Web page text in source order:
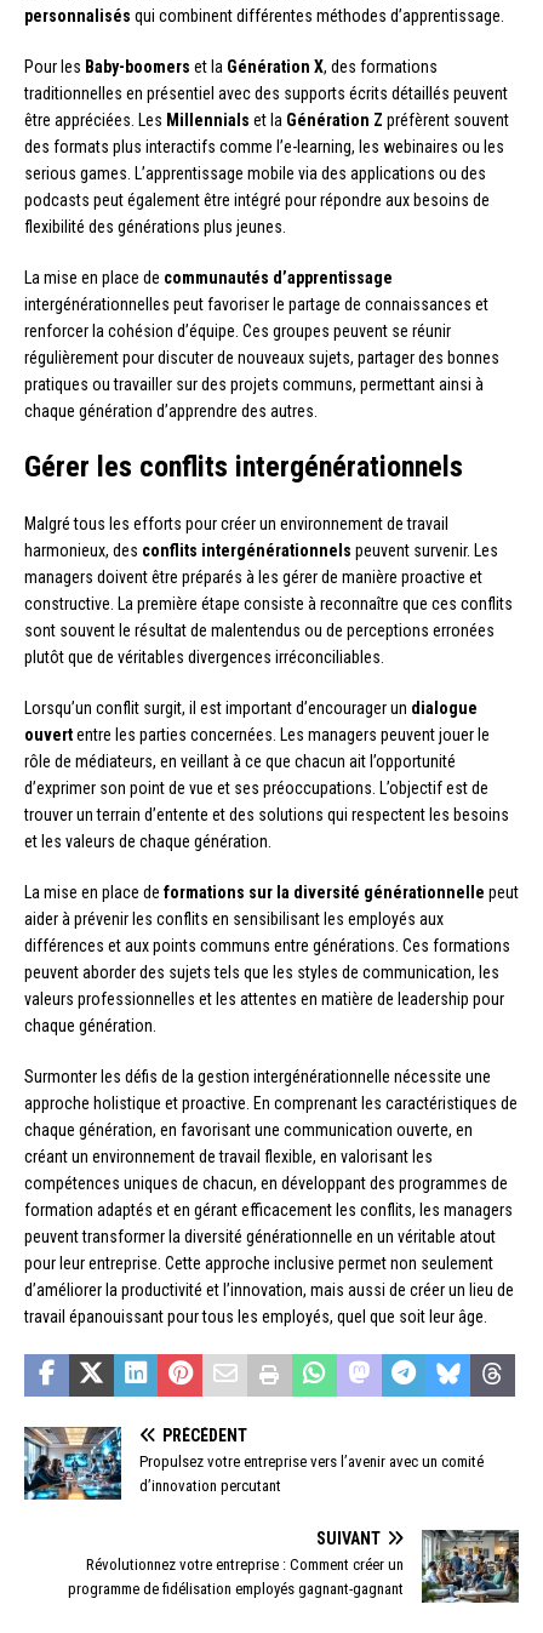
personnalisés qui combinent différentes méthodes d’apprentissage.
Pour les Baby-boomers et la Génération X, des formations
traditionnelles en présentiel avec des supports écrits détaillés peuvent
être appréciées. Les Millennials et la Génération Z préfèrent souvent
des formats plus interactifs comme l’e-learning, les webinaires ou les
serious games. L’apprentissage mobile via des applications ou des
podcasts peut également être intégré pour répondre aux besoins de
flexibilité des générations plus jeunes.
La mise en place de communautés d’apprentissage
intergénérationnelles peut favoriser le partage de connaissances et
renforcer la cohésion d’équipe. Ces groupes peuvent se réunir
régulièrement pour discuter de nouveaux sujets, partager des bonnes
pratiques ou travailler sur des projets communs, permettant ainsi à
chaque génération d’apprendre des autres.
Gérer les conflits intergénérationnels
Malgré tous les efforts pour créer un environnement de travail
harmonieux, des conflits intergénérationnels peuvent survenir. Les
managers doivent être préparés à les gérer de manière proactive et
constructive. La première étape consiste à reconnaître que ces conflits
sont souvent le résultat de malentendus ou de perceptions erronées
plutôt que de véritables divergences irréconciliables.
Lorsqu’un conflit surgit, il est important d’encourager un dialogue
ouvertentre les parties concernées. Les managers peuvent jouer le
rôle de médiateurs, en veillant à ce que chacun ait l’opportunité
d’exprimer son point de vue et ses préoccupations. L’objectif est de
trouver un terrain d’entente et des solutions qui respectent les besoins
et les valeurs de chaque génération.
La mise en place de formations sur la diversité générationnelle peut
aider à prévenir les conflits en sensibilisant les employés aux
différences et aux points communs entre générations. Ces formations
peuvent aborder des sujets tels que les styles de communication, les
valeurs professionnelles et les attentes en matière de leadership pour
chaque génération.
Surmonter les défis de la gestion intergénérationnelle nécessite une
approche holistique et proactive. En comprenant les caractéristiques de
chaque génération, en favorisant une communication ouverte, en
créant un environnement de travail flexible, en valorisant les
compétences uniques de chacun, en développant des programmes de
formation adaptés et en gérant efficacement les conflits, les managers
peuvent transformer la diversité générationnelle en un véritable atout
pour leur entreprise. Cette approche inclusive permet non seulement
d’améliorer la productivité et l’innovation, mais aussi de créer un lieu de
travail épanouissant pour tous les employés, quel que soit leur âge.
PRÉCÉDENT
Propulsez votre entreprise vers l’avenir avec un comité
d’innovation percutant
SUIVANT
Révolutionnez votre entreprise : Comment créer un
programme de fidélisation employés gagnant-gagnant